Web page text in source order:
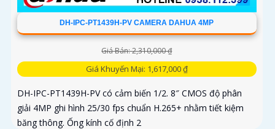
DH-IPC-PT1439H-PV CAMERA DAHUA 4MP
Giá Bán: 2,310,000 ₫
Giá Khuyến Mại: 1,617,000 ₫
DH-IPC-PT1439H-PV có cảm biến 1/2. 8″ CMOS độ phân
giải 4MP ghi hình 25/30 fps chuẩn H.265+ nhằm tiết kiệm
băng thông. Ống kính cố định 2